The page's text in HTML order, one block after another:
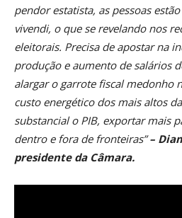
pendor estatista, as pessoas
vivendi, o que se revelando nos
eleitorais. Precisa de apostar na
produção e aumento de salários
alargar o garrote fiscal medonho
custo energético dos mais altos
substancial o PIB, exportar mais
dentro e fora de fronteiras”–
presidente da Câmara.